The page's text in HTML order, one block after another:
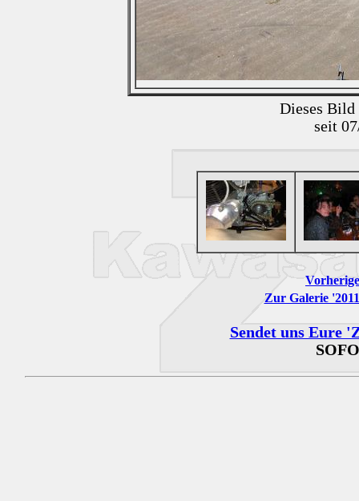
Dieses Bild
seit
Zur Galerie
Sendet uns Eure